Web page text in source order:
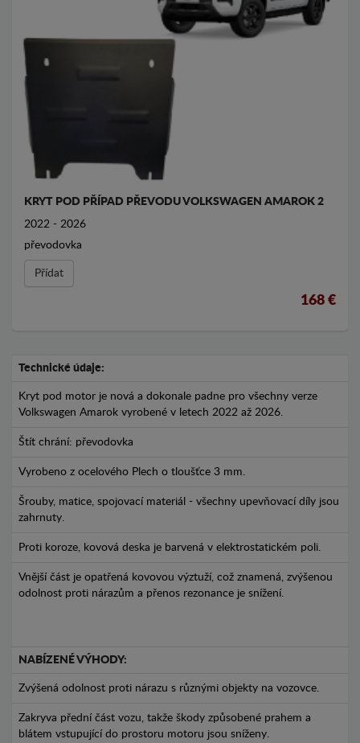
KRYT POD PŘÍPAD PŘEVODU VOLKSWAGEN AMAROK 2
2022 - 2026
převodovka
Přídat
168 €
Technické údaje:
Kryt pod motor je nová a dokonale padne pro všechny verze
Volkswagen Amarok vyrobené v letech 2022 až 2026.
Štít chrání: převodovka
Vyrobeno z ocelového Plech o tloušťce 3 mm.
Šrouby, matice, spojovací materiál - všechny upevňovací díly jsou
zahrnuty.
Proti koroze, kovová deska je barvená v elektrostatickém poli.
Vnější část je opatřená kovovou výztuží, což znamená, zvýšenou
odolnost proti nárazům a přenos rezonance je snížení.
NABÍZENÉ VÝHODY:
Zvýšená odolnost proti nárazu s různými objekty na vozovce.
Zakryva přední část vozu, takže škody způsobené prahem a
blátem vstupující do prostoru motoru jsou sníženy.